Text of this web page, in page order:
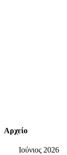
Αρχείο
Ιούνιος 2026